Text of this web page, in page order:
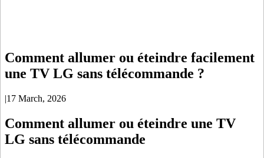
Comment allumer ou éteindre facilement
une TV LG sans télécommande ?
|17 March, 2026
Comment allumer ou éteindre une TV
LG sans télécommande